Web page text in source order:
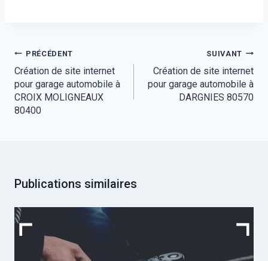
Navigation
de
l’article
PRÉCÉDENT
Création de site internet
pour garage automobile à
CROIX MOLIGNEAUX
80400
SUIVANT
Création de site internet
pour garage automobile à
DARGNIES 80570
Publications similaires